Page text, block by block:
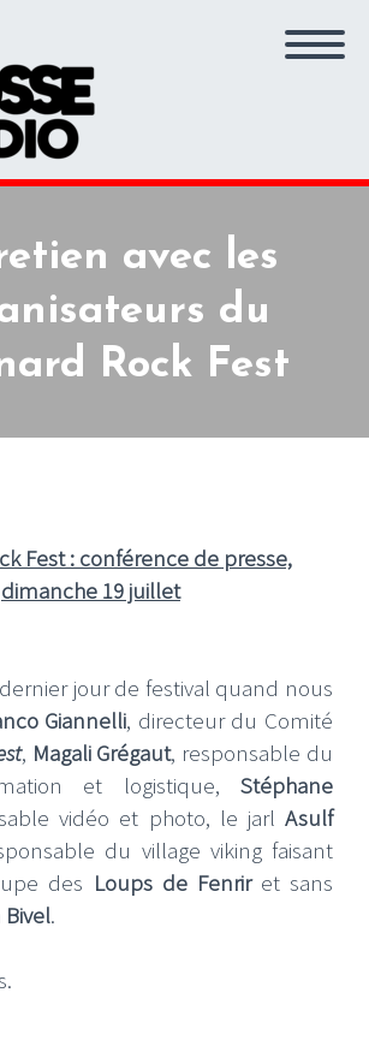
avec les
du
Rock Fest
Fest : conférence de presse,
dimanche 19 juillet
jour de festival quand nous
Giannelli, directeur du Comité
, Magali Grégaut, responsable du
et logistique, Stéphane
vidéo et photo, le jarl Asulf
du village viking faisant
des Loups de Fenriret sans
Bivel.